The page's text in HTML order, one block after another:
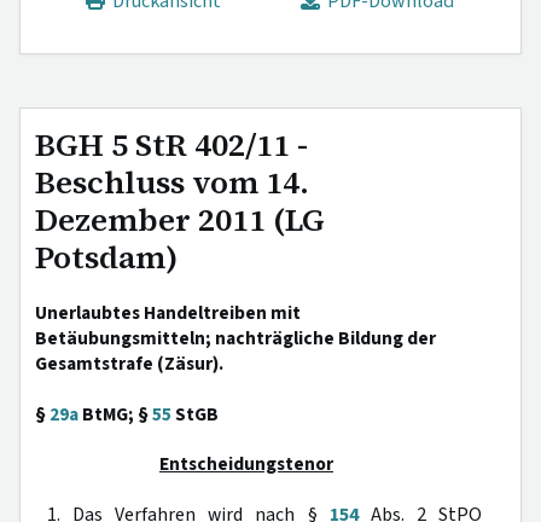
BGH 5 StR 402/11 -
Beschluss vom 14.
Dezember 2011 (LG
Potsdam)
Unerlaubtes Handeltreiben mit
Betäubungsmitteln; nachträgliche Bildung der
Gesamtstrafe (Zäsur).
§29aBtMG; §55StGB
Entscheidungstenor
1. Das Verfahren wird nach § 154Abs. 2 StPO